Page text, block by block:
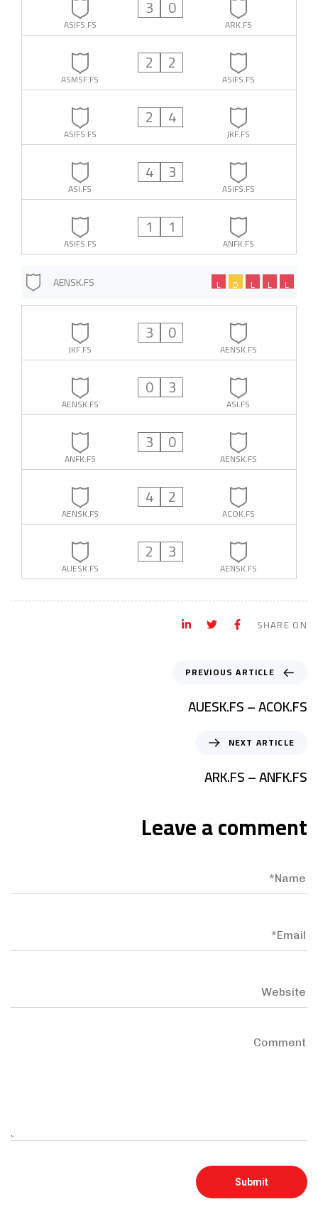
ASIFS.FS
3 0
ARK.FS
ASMSF.FS
2 2
ASIFS.FS
ASIFS.FS
2 4
JKF.FS
ASI.FS
4 3
ASIFS.FS
ASIFS.FS
1 1
ANFK.FS
AENSK.FS L
L
L
D
L
JKF.FS
3 0
AENSK.FS
AENSK.FS
0 3
ASI.FS
ANFK.FS
3 0
AENSK.FS
AENSK.FS
4 2
ACOK.FS
AUESK.FS
2 3
AENSK.FS
SHARE ON
PREVIOUS ARTICLE
AUESK.FS – ACOK.FS
NEXT ARTICLE
ARK.FS – ANFK.FS
Leave a comment